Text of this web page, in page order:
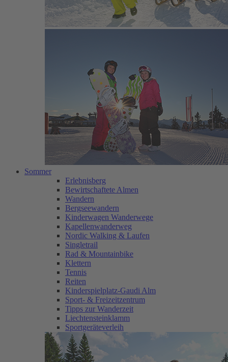
Sommer
Erlebnisberg
Bewirtschaftete Almen
Wandern
Bergseewandern
Kinderwagen Wanderwege
Kapellenwanderweg
Nordic Walking & Laufen
Singletrail
Rad & Mountainbike
Klettern
Tennis
Reiten
Kinderspielplatz-Gaudi Alm
Sport- & Freizeitzentrum
Tipps zur Wanderzeit
Liechtensteinklamm
Sportgeräteverleih